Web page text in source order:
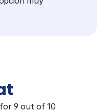
9 out of 10